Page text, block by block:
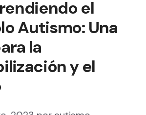
el
Autismo: Una
la
y el